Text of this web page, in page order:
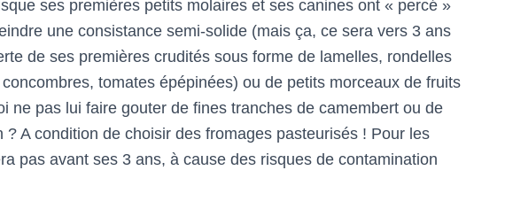
ses premières petits molaires et ses canines ont « percé »
une consistance semi-solide (mais ça, ce sera vers 3 ans
de ses premières crudités sous forme de lamelles, rondelles
tomates épépinées) ou de petits morceaux de fruits
ne pas lui faire gouter de fines tranches de camembert ou de
? A condition de choisir des fromages pasteurisés ! Pour les
pas avant ses 3 ans, à cause des risques de contamination